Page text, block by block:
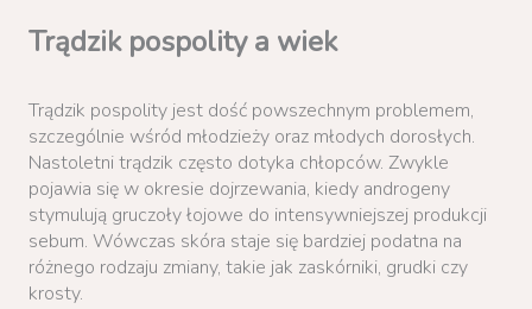
Trądzik pospolity a wiek
Trądzik pospolity jest dość powszechnym problemem,
szczególnie wśród młodzieży oraz młodych dorosłych.
Nastoletni trądzik często dotyka chłopców. Zwykle
pojawia się w okresie dojrzewania, kiedy androgeny
stymulują gruczoły łojowe do intensywniejszej produkcji
sebum. Wówczas skóra staje się bardziej podatna na
różnego rodzaju zmiany, takie jak zaskórniki, grudki czy
krosty.